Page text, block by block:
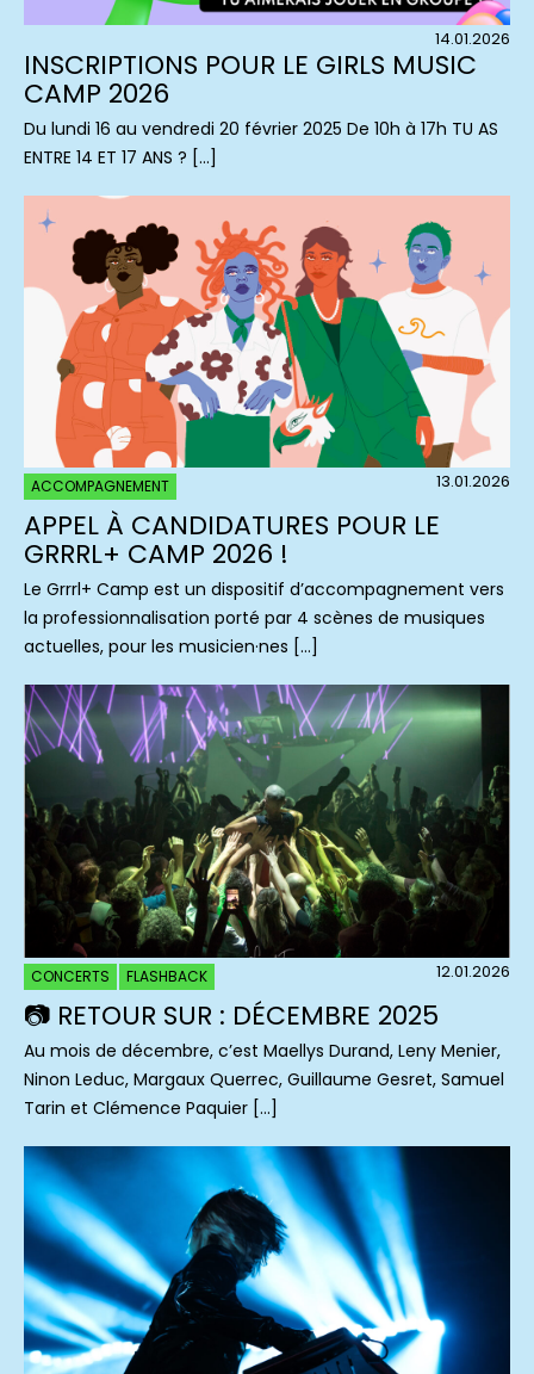
14.01.2026
INSCRIPTIONS POUR LE GIRLS MUSIC
CAMP 2026
Du lundi 16 au vendredi 20 février 2025 De 10h à 17h TU AS
ENTRE 14 ET 17 ANS ? […]
ACCOMPAGNEMENT 13.01.2026
APPEL À CANDIDATURES POUR LE
GRRRL+ CAMP 2026 !
Le Grrrl+ Camp est un dispositif d’accompagnement vers
la professionnalisation porté par 4 scènes de musiques
actuelles, pour les musicien·nes […]
CONCERTS FLASHBACK 12.01.2026
📷 RETOUR SUR : DÉCEMBRE 2025
Au mois de décembre, c’est Maellys Durand, Leny Menier,
Ninon Leduc, Margaux Querrec, Guillaume Gesret, Samuel
Tarin et Clémence Paquier […]